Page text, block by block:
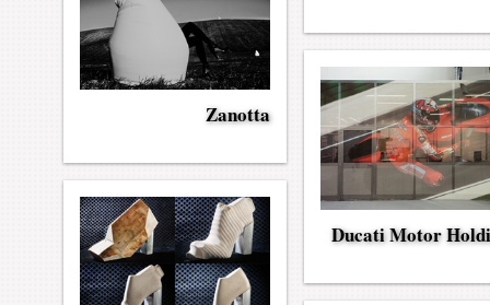
Zanotta
Ducati Motor